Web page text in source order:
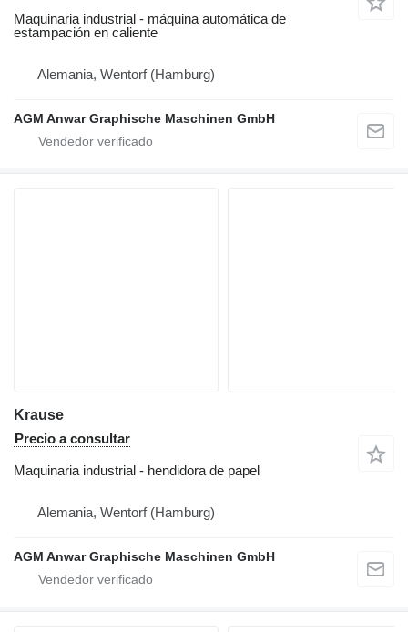
Maquinaria industrial - máquina automática de
estampación en caliente
Alemania, Wentorf (Hamburg)
AGM Anwar Graphische Maschinen GmbH
Krause
Precio a consultar
Maquinaria industrial - hendidora de papel
Alemania, Wentorf (Hamburg)
AGM Anwar Graphische Maschinen GmbH